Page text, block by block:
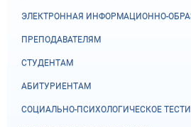
ЭЛЕКТРОННАЯ ИНФОРМАЦИОННО-
ПРЕПОДАВАТЕЛЯМ
СТУДЕНТАМ
АБИТУРИЕНТАМ
СОЦИАЛЬНО-ПСИХОЛОГИЧЕСКОЕ